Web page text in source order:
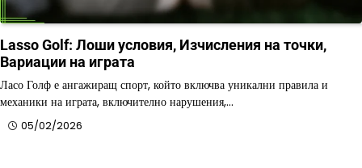
Lasso Golf: Лоши условия, Изчисления на точки,
Вариации на играта
Ласо Голф е ангажиращ спорт, който включва уникални правила и
механики на играта, включително нарушения,…
05/02/2026